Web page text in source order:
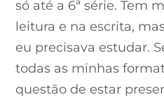
só até a 6ª série. Tem
leitura e na escrita,
eu precisava estudar.
todas as minhas
questão de estar